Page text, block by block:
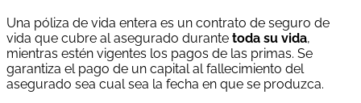
Una póliza de vida entera es un contrato de seguro de
vida que cubre al asegurado durante toda su vida,
mientras estén vigentes los pagos de las primas. Se
garantiza el pago de un capital al fallecimiento del
asegurado sea cual sea la fecha en que se produzca.